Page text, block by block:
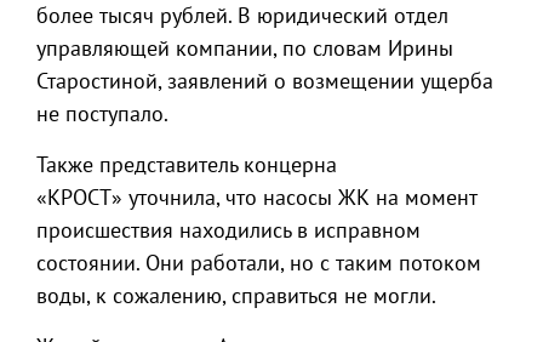
более тысяч рублей. В юридический отдел
управляющей компании, по словам Ирины
Старостиной, заявлений о возмещении ущерба
не поступало.
Также представитель концерна
«КРОСТ» уточнила, что насосы ЖК на момент
происшествия находились в исправном
состоянии. Они работали, но с таким потоком
воды, к сожалению, справиться не могли.